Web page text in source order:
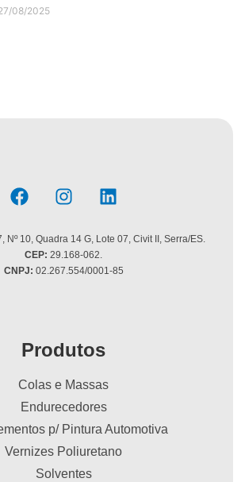
08/2025
Nº 10, Quadra 14 G, Lote 07, Civit II, Serra/ES.
CEP: 29.168-062.
CNPJ: 02.267.554/0001-85
Produtos
Colas e Massas
Endurecedores
p/ Pintura Automotiva
Vernizes Poliuretano
Solventes